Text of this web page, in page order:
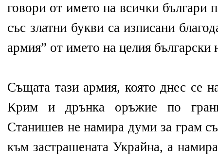
говори от името на всички българи
със златни букви са изписани
армия” от името на целия български
Същата тази армия, която днес се
Крим и дрънка оръжие по
Станишев не намира думи за грам
към застрашената Украйна, а